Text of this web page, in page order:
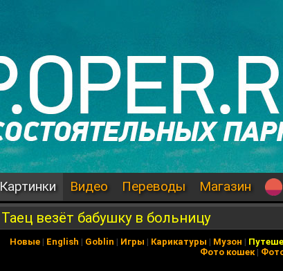
Картинки Видео Переводы Магазин
Таец везёт бабушку в больницу
Новые| English | Goblin | Игры | Карикатуры | Музон |
Фото кошек|